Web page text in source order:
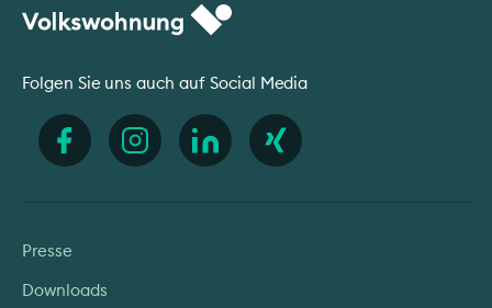
Folgen Sie uns auch auf Social Media
Presse
Downloads